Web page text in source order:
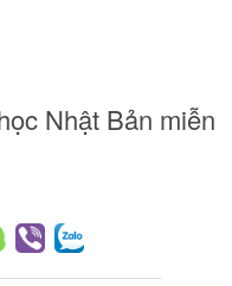
Nhật Bản miễn